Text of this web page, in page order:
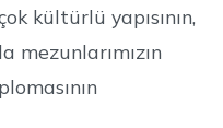
kültürlü yapısının,